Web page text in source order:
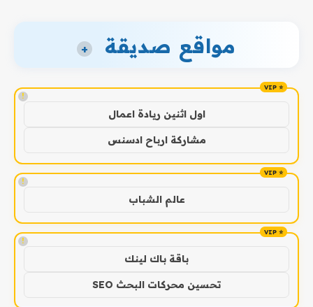
مواقع صديقة +
!
اول اثنين ريادة اعمال
مشاركة ارباح ادسنس
!
عالم الشباب
!
باقة باك لينك
تحسين محركات البحث SEO